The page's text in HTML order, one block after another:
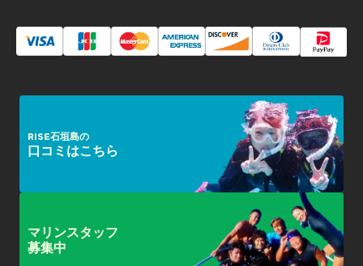
RISE石垣島の
口コミはこちら
マリンスタッフ
募集中